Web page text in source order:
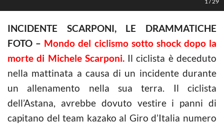
INCIDENTE SCARPONI, LE DRAMMATICHE
FOTO – Mondo del ciclismo sotto shock dopo la
morte di Michele Scarponi. Il ciclista è deceduto
nella mattinata a causa di un incidente durante
un allenamento nella sua terra. Il ciclista
dell’Astana, avrebbe dovuto vestire i panni di
capitano del team kazako al Giro d’Italia numero